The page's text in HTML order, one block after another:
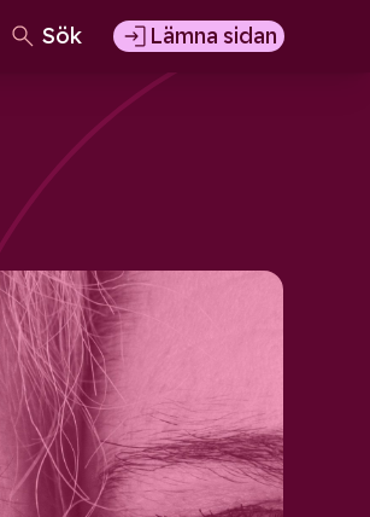
Sök Lämna sidan